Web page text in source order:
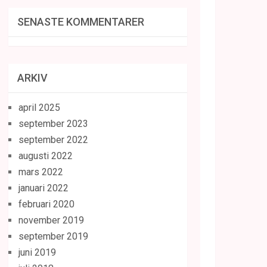
SENASTE KOMMENTARER
ARKIV
april 2025
september 2023
september 2022
augusti 2022
mars 2022
januari 2022
februari 2020
november 2019
september 2019
juni 2019